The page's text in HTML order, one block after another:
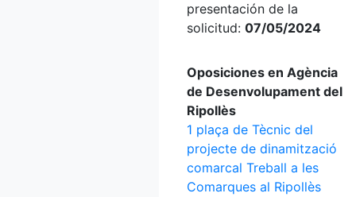
presentación de la
solicitud: 07/05/2024
Oposiciones en Agència
de Desenvolupament del
Ripollès
1 plaça de Tècnic del
projecte de dinamització
comarcal Treball a les
Comarques al Ripollès